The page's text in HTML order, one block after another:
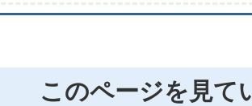
このページを見て